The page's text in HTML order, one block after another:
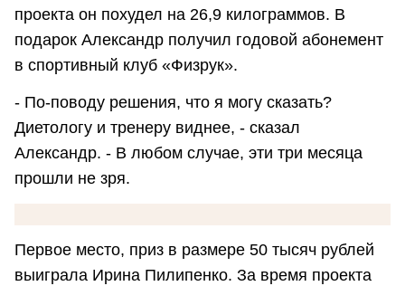
проекта он похудел на 26,9 килограммов. В
подарок Александр получил годовой абонемент
в спортивный клуб «Физрук».
- По-поводу решения, что я могу сказать?
Диетологу и тренеру виднее, - сказал
Александр. - В любом случае, эти три месяца
прошли не зря.
Первое место, приз в размере 50 тысяч рублей
выиграла Ирина Пилипенко. За время проекта